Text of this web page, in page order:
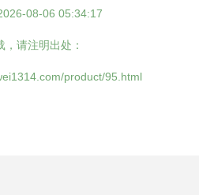
08-06 05:34:17
，请注明出处：
product/95.html